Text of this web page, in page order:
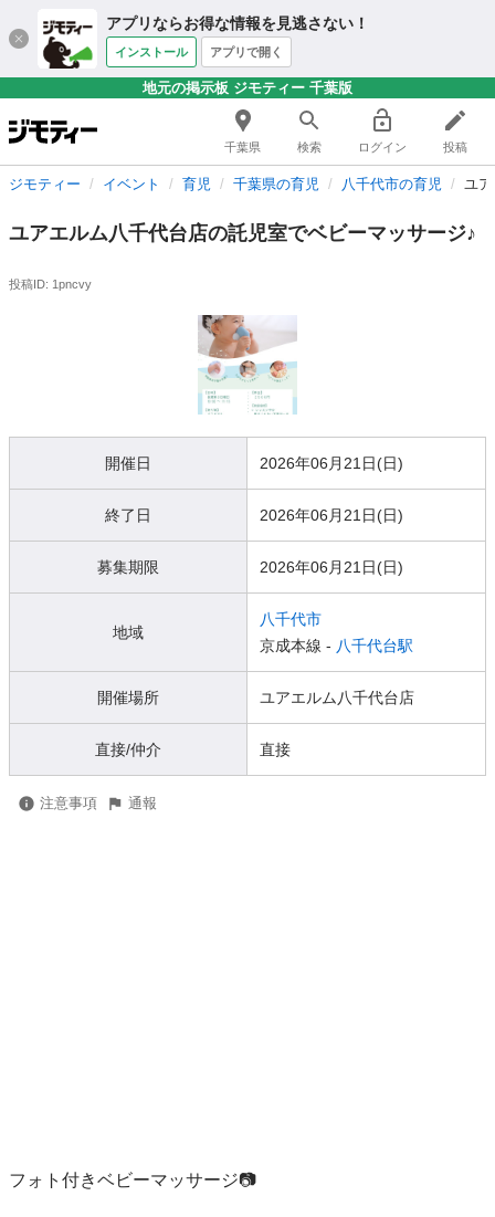
アプリならお得な情報を見逃さない！
インストール アプリで開く
地元の掲示板 ジモティー 千葉版
千葉県 検索 ログイン 投稿
ジモティー イベント 育児 千葉県の育児 八千代市の育児 ユ
ユアエルム八千代台店の託児室でベビーマッサージ♪
投稿ID: 1pncvy
開催日 2026年06月21日(日)
終了日 2026年06月21日(日)
募集期限 2026年06月21日(日)
地域
八千代市
京成本線 - 八千代台駅
開催場所 ユアエルム八千代台店
直接/仲介 直接
注意事項 通報
フォト付きベビーマッサージ📷